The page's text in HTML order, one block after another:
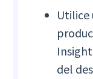
Utilice
del